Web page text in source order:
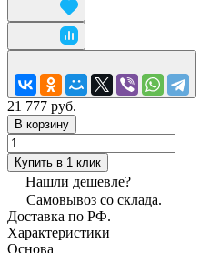
21 777 руб.
В корзину
Купить в 1 клик
Нашли дешевле?
Самовывоз со склада.
Доставка по РФ.
Характеристики
Основа